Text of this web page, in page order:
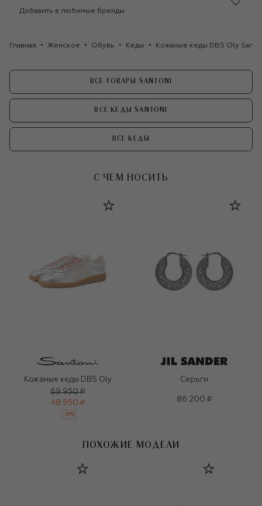
Добавить в любимые бренды
Главная Женское Обувь Кеды Кожаные кеды DBS Oly
ВСЕ ТОВАРЫ SANTONI
ВСЕ КЕДЫ SANTONI
ВСЕ КЕДЫ
С ЧЕМ НОСИТЬ
Кожаные кеды DBS Oly
69 950 ₽
48 950 ₽
-30%
Серьги
86 200 ₽
ПОХОЖИЕ МОДЕЛИ